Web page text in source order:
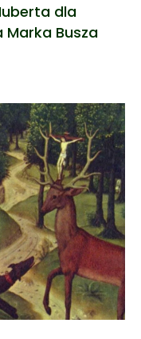
dla
Busza